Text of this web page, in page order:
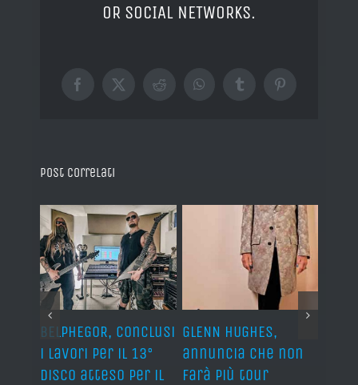
OR SOCIAL NETWORKS.
Facebook
X RedditWhatsAppTumblrPinterest
Post correlati
BELPHEGOR, conclusi
i lavori per il 13°
disco atteso per il
GLENN HUGHES,
annuncia che non
farà più tour